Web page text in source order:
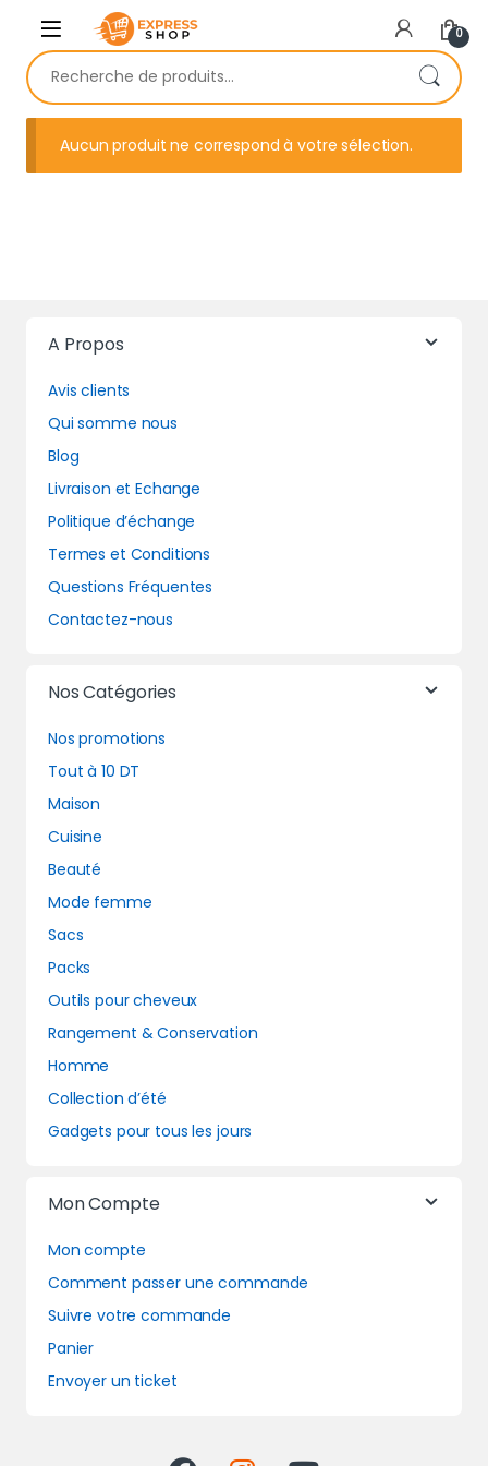
Skip to navigation
Skip to content
0
Recherche pour :
Aucun produit ne correspond à votre sélection.
A Propos
Avis clients
Qui somme nous
Blog
Livraison et Echange
Politique d’échange
Termes et Conditions
Questions Fréquentes
Contactez-nous
Nos Catégories
Nos promotions
Tout à 10 DT
Maison
Cuisine
Beauté
Mode femme
Sacs
Packs
Outils pour cheveux
Rangement & Conservation
Homme
Collection d’été
Gadgets pour tous les jours
Mon Compte
Mon compte
Comment passer une commande
Suivre votre commande
Panier
Envoyer un ticket